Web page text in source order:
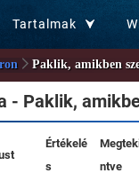
Tartalmak
Paklik, amikben
- Paklik,
Értékelé
s
ntve